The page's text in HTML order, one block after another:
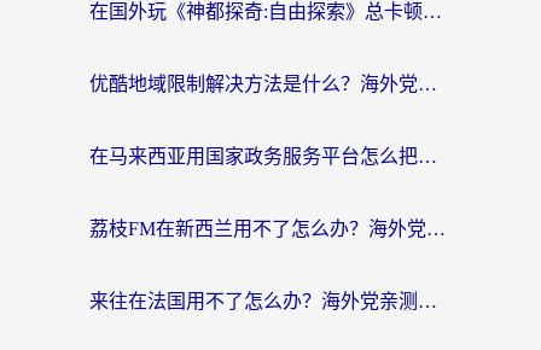
在国外玩《神都探奇:自由探索》总卡顿？3个实用技巧解决海外党追剧、社交、游戏难题
优酷地域限制解决方法是什么？海外党亲测有效的回国加速指南
在马来西亚用国家政务服务平台怎么把定位修改到中国国内？海外党解决数字壁垒的实用指南
荔枝FM在新西兰用不了怎么办？海外党必看的回国加速解决方案
来往在法国用不了怎么办？海外党亲测有效的回国加速指南